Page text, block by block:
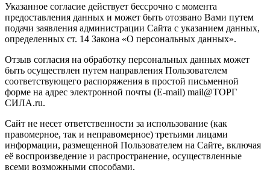
Указанное согласие действует бессрочно с момента
предоставления данных и может быть отозвано Вами путем
подачи заявления администрации Сайта с указанием данных,
определенных ст. 14 Закона «О персональных данных».
Отзыв согласия на обработку персональных данных может
быть осуществлен путем направления Пользователем
соответствующего распоряжения в простой письменной
форме на адрес электронной почты (E-mail) mail@ТОРГ
СИЛА.ru.
Сайт не несет ответственности за использование (как
правомерное, так и неправомерное) третьими лицами
информации, размещенной Пользователем на Сайте, включая
её воспроизведение и распространение, осуществленные
всеми возможными способами.